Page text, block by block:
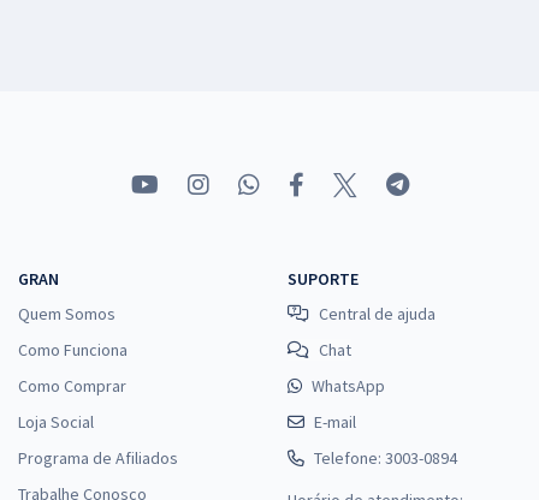
GRAN
Quem Somos
Como Funciona
Como Comprar
Loja Social
Programa de Afiliados
Trabalhe Conosco
SUPORTE
Central de ajuda
Chat
WhatsApp
E-mail
Telefone: 3003-0894